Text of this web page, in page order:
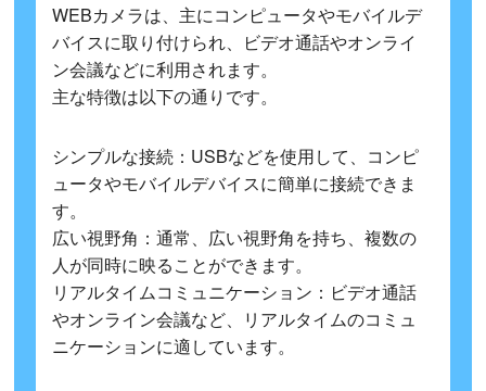
WEBカメラは、主にコンピュータやモバイルデ
バイスに取り付けられ、ビデオ通話やオンライ
ン会議などに利用されます。
主な特徴は以下の通りです。
シンプルな接続：USBなどを使用して、コンピ
ュータやモバイルデバイスに簡単に接続できま
す。
広い視野角：通常、広い視野角を持ち、複数の
人が同時に映ることができます。
リアルタイムコミュニケーション：ビデオ通話
やオンライン会議など、リアルタイムのコミュ
ニケーションに適しています。